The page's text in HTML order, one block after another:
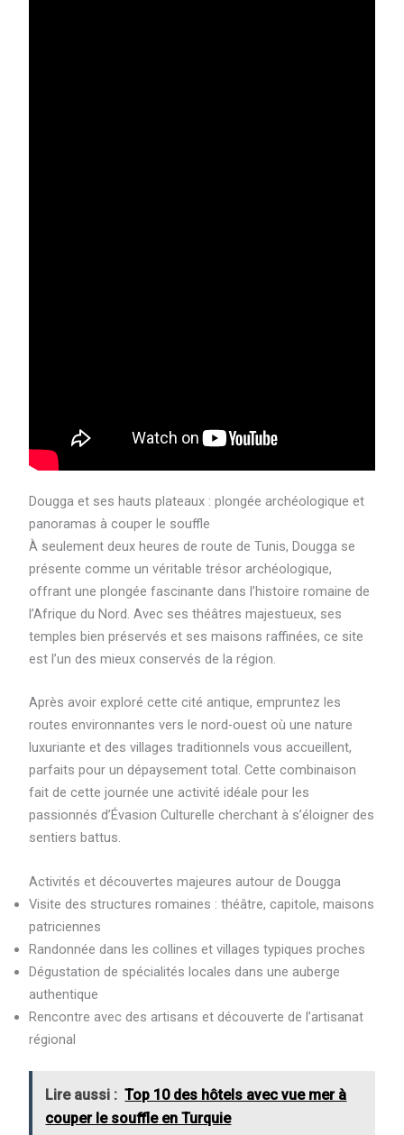
Dougga et ses hauts plateaux : plongée archéologique et
panoramas à couper le souffle
À seulement deux heures de route de Tunis, Dougga se
présente comme un véritable trésor archéologique,
offrant une plongée fascinante dans l’histoire romaine de
l’Afrique du Nord. Avec ses théâtres majestueux, ses
temples bien préservés et ses maisons raffinées, ce site
est l’un des mieux conservés de la région.
Après avoir exploré cette cité antique, empruntez les
routes environnantes vers le nord-ouest où une nature
luxuriante et des villages traditionnels vous accueillent,
parfaits pour un dépaysement total. Cette combinaison
fait de cette journée une activité idéale pour les
passionnés d’Évasion Culturelle cherchant à s’éloigner des
sentiers battus.
Activités et découvertes majeures autour de Dougga
Visite des structures romaines : théâtre, capitole, maisons
patriciennes
Randonnée dans les collines et villages typiques proches
Dégustation de spécialités locales dans une auberge
authentique
Rencontre avec des artisans et découverte de l’artisanat
régional
Lire aussi : Top 10 des hôtels avec vue mer à
couper le souffle en Turquie